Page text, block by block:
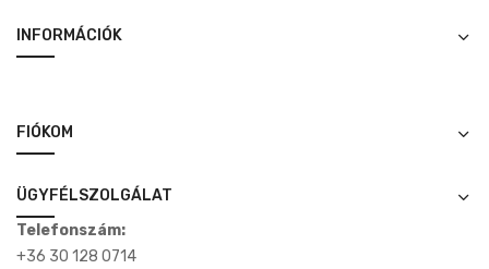
INFORMÁCIÓK
FIÓKOM
ÜGYFÉLSZOLGÁLAT
Telefonszám:
+36 30 128 0714